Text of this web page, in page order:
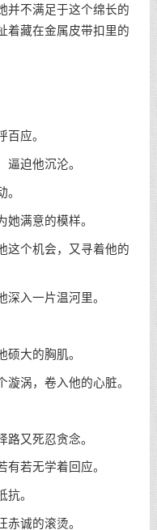
并不满足于这个绵长的
着藏在金属皮带扣里的
应。
逼迫他沉沦。
满意的模样。
这个机会，又寻着他的
入一片温河里。
大的胸肌。
涡，卷入他的心脏。
又死忍贪念。
若无学着回应。
。
赤诚的滚烫。